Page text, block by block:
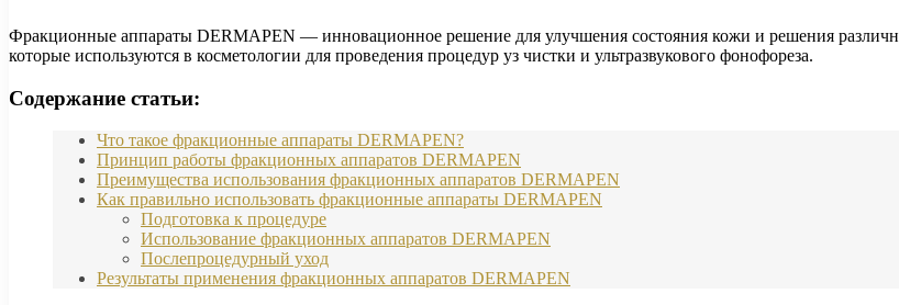
Фракционные аппараты DERMAPEN — инновационное решение для улучшения состояния кожи и решения
которые используются в косметологии для проведения процедур уз чистки и ультразвукового фонофореза.
Содержание статьи:
Что такое фракционные аппараты DERMAPEN?
Принцип работы фракционных аппаратов DERMAPEN
Преимущества использования фракционных аппаратов DERMAPEN
Как правильно использовать фракционные аппараты DERMAPEN
Подготовка к процедуре
Использование фракционных аппаратов DERMAPEN
Послепроцедурный уход
Результаты применения фракционных аппаратов DERMAPEN